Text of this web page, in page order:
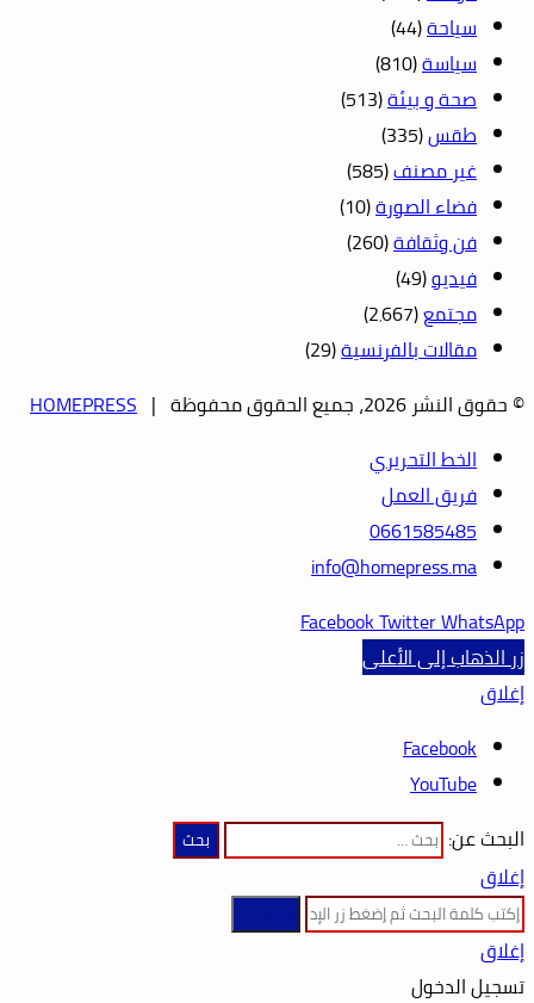
سياحة(44)
سياسة(810)
صحة و بيئة(513)
طقس(335)
غير مصنف(585)
فضاء الصورة(10)
فن وثقافة(260)
فيديو(49)
مجتمع(2٬667)
مقالات بالفرنسية(29)
© حقوق النشر 2026، جميع الحقوق محفوظة |
HOMEPRESS
الخط التحريري
فريق العمل
0661585485
info@homepress.ma
FacebookTwitterWhatsApp
زر الذهاب إلى الأعلى
إغلاق
Facebook
YouTube
البحث عن:
إغلاق
إغلاق
تسجيل الدخول